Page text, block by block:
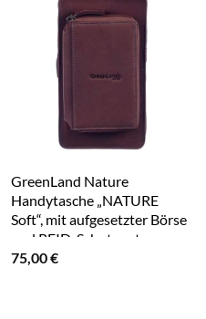
GreenLand Nature
Handytasche „NATURE
Soft“, mit aufgesetzter Börse
und RFID-Schutz rot
75,00€